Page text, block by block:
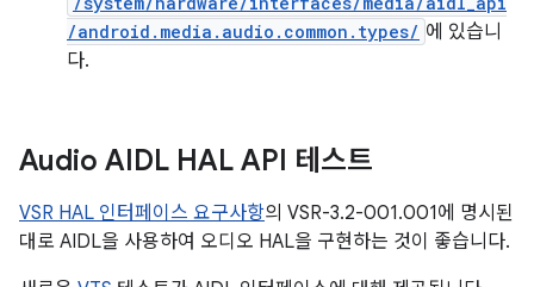
/android.media.audio.common.types/ 에 있습니
다.
Audio AIDL HAL API 테스트
VSR HAL 인터페이스 요구사항의 VSR-3.2-001.001에 명시된
대로 AIDL을 사용하여 오디오 HAL을 구현하는 것이 좋습니다.